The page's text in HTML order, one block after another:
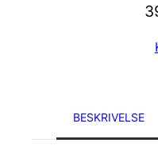
BESKRIVELSE